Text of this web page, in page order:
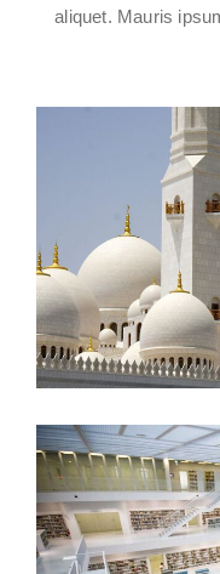
aliquet. Mauris